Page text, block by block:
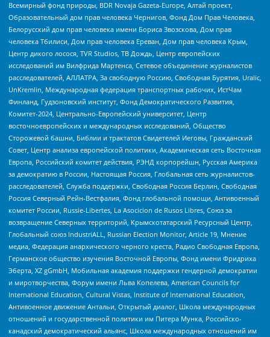
Всемирный фонд природы, BDR Novaja Gazeta-Europe, Алтай проект,
Образовательный дом прав человека Чернигов, Фонд Дом Прав Человека,
Белорусский дом прав человека имени Бориса Звозскова, Дом прав
человека Тбилиси, Дом прав человека Ереван, Дом прав человека Крым,
Центр дикого лосося, TVR Studios, ТВ Дождь, Центр европейских
исследований им Вилфрида Мартенса, Сетевое объединение журналистов
расследователей, АЛЛАТРА, За свободную Россию, Свободная Бурятия, Uralic,
UnKremlin, Международная федерация транспортных рабочих, ИстЧам
Финланд, Гудзоновский институт, Фонд Демократического Развития,
Комитет-2024, Центрально-Европейский университет, Центр
восточноевропейских и международных исследований, Общество
Сторожевой башни, Библии и трактатов Свидетелей Иеговы, Гражданский
Совет, Центр анализа европейской политики, Академическая сеть Восточная
Европа, Российский комитет действия, РЭНД корпорейшн, Русская Америка
за демократию в России, Настоящая Россия, Глобальная сеть журналистов-
расследователей, Служба поддержки, Свободная Россия Берлин, Свободная
Россия Северный Рейн-Вестфалия, Фонд глобальной помощи, Антивоенный
комитет России, Russie-Libertes, La Asocicion de Rusos Libres, Союз за
возвращение Северных территорий, Крымскотатарский Ресурсный Центр,
Глобальный союз IndustriALL, Russian Election Monitor, Article 19, Мнение
медиа, Федерация анархического черного креста, Радио Свободная Европа,
Германское общество изучения Восточной Европы, Фонд имени Фридриха
Эберта, XZ gGmbH, Мобильная академия поддержки гендерной демократии
и миротворчества, Форум имени Льва Копелева, American Councils for
International Education, Cultural Vistas, Institute of International Education,
Антивоенное движение Антальи, Открытый диалог, Школа международных
отношений и государственной политики им Питера Мунка, Российско-
канадский демократический альянс, Школа международных отношений им